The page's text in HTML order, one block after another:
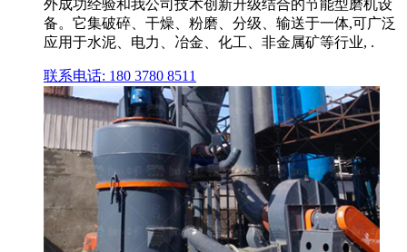
外成功经验和我公司技术创新升级结合的节能型磨机设
备。它集破碎、干燥、粉磨、分级、输送于一体,可广泛
应用于水泥、电力、冶金、化工、非金属矿等行业, .
联系电话: 180 3780 8511